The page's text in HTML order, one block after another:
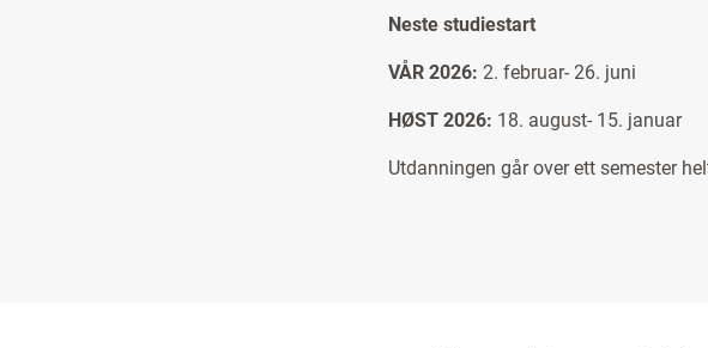
Neste studiestart
VÅR 2026: 2. februar- 26. juni
HØST 2026: 18. august- 15. januar
Utdanningengår over ett semester